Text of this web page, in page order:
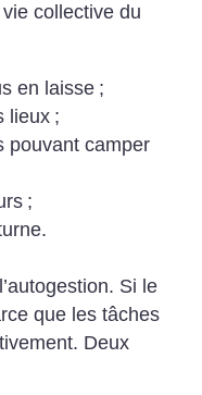
collective du
en laisse ;
lieux ;
pouvant camper
;
Si le
que les tâches
Deux